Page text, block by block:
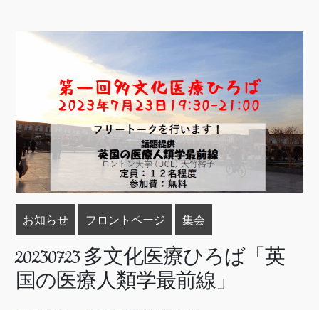
お知らせ フロントページ 集会
20230723 多文化医療ひろば「英
国の医療人類学最前線」